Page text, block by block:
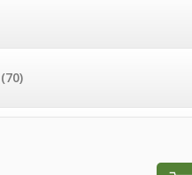
(70)
AKCIJAS komplekts -
kartupeļi